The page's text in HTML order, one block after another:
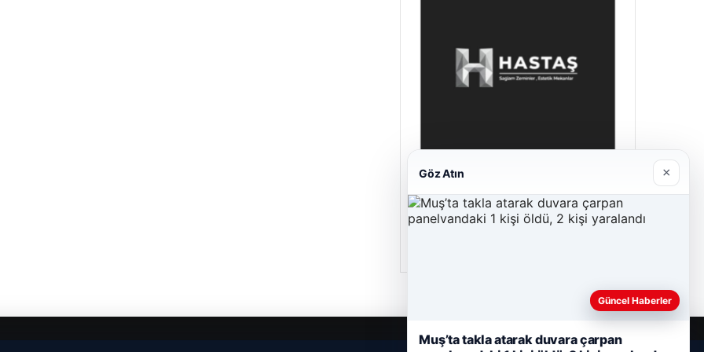
Enes Kaplan Avukatlık Bürosu
28/04/2026
Göz Atın ×
Güncel Haberler
Muş’ta takla atarak duvara çarpan